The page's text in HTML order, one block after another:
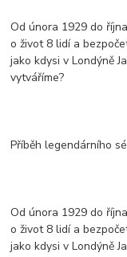
Od února 1929 do
o život 8 lidí a
jako kdysi v Londýně
vytváříme?
Příběh legendárního
Od února 1929 do
o život 8 lidí a
jako kdysi v Londýně